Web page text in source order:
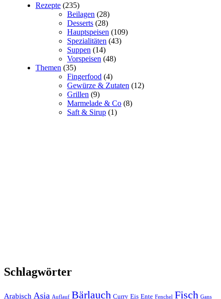
Rezepte (235)
Beilagen (28)
Desserts (28)
Hauptspeisen (109)
Spezialitäten (43)
Suppen (14)
Vorspeisen (48)
Themen (35)
Fingerfood (4)
Gewürze & Zutaten (12)
Grillen (9)
Marmelade & Co (8)
Saft & Sirup (1)
Schlagwörter
Arabisch Asia Auflauf Bärlauch Curry Eis Ente Fenchel Fisch Gans